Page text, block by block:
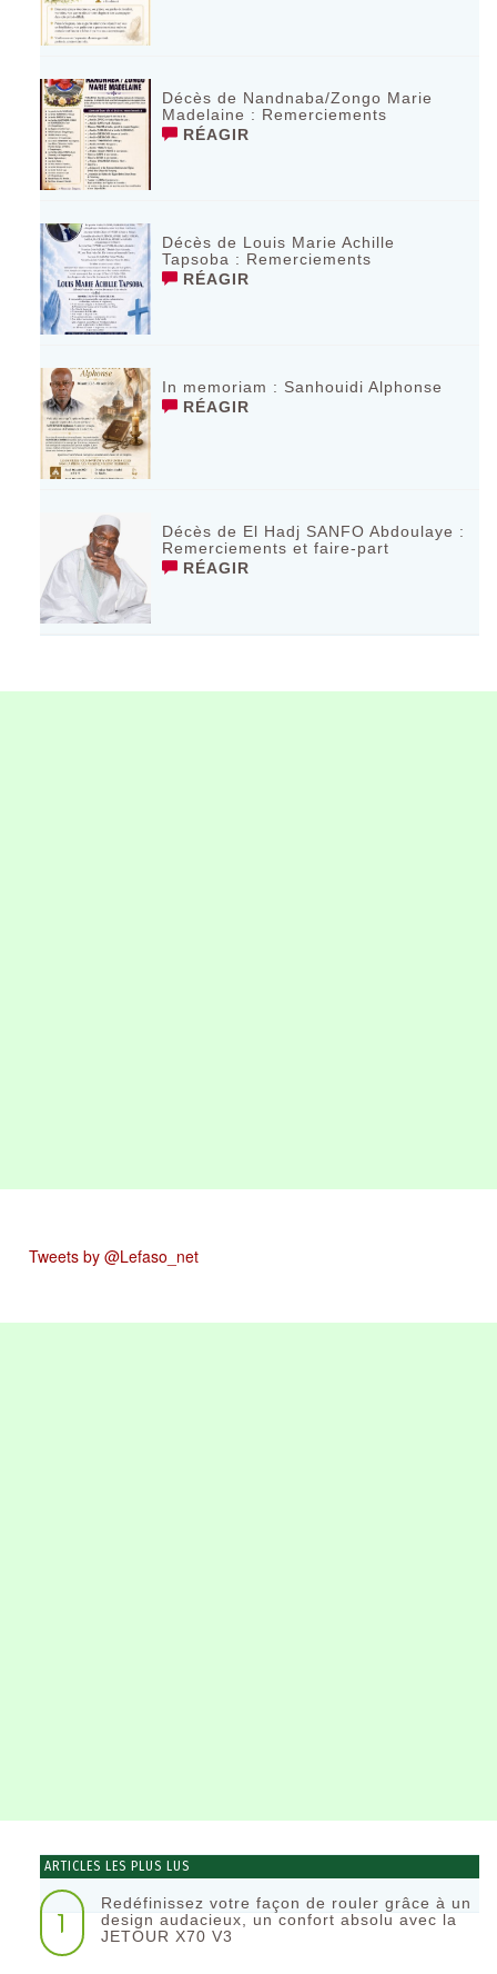
Décès de Nandnaba/Zongo Marie
Madelaine : Remerciements
RÉAGIR
Décès de Louis Marie Achille
Tapsoba : Remerciements
RÉAGIR
In memoriam : Sanhouidi Alphonse
RÉAGIR
Décès de El Hadj SANFO Abdoulaye :
Remerciements et faire-part
RÉAGIR
Tweets by @Lefaso_net
ARTICLES LES PLUS LUS
1
Redéfinissez votre façon de rouler grâce à un
design audacieux, un confort absolu avec la
JETOUR X70 V3